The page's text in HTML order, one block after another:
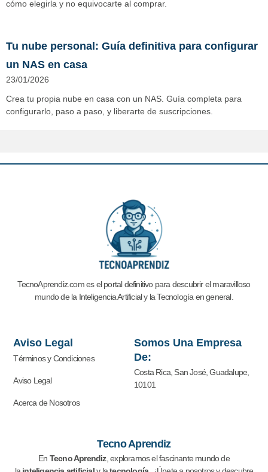
cómo elegirla y no equivocarte al comprar.
Tu nube personal: Guía definitiva para configurar
un NAS en casa
23/01/2026
Crea tu propia nube en casa con un NAS. Guía completa para
configurarlo, paso a paso, y liberarte de suscripciones.
TecnoAprendiz.com es el portal definitivo para descubrir el maravilloso
mundo de la Inteligencia Artificial y laTecnología en general.
Aviso Legal
Términos y Condiciones
Aviso Legal
Acerca de Nosotros
Somos Una Empresa
De:
Costa Rica, San José, Guadalupe,
10101
Tecno Aprendiz
En Tecno Aprendiz, exploramos el fascinante mundo de